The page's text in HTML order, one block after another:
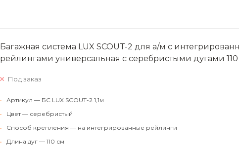
Багажная система LUX SCOUT-2 для а/м с
рейлингами универсальная с серебристыми дугами
Под заказ
•
Артикул — БС LUX SCOUT-2 1,1м
•
Цвет — серебристый
•
Способ крепления — на интегрированные рейлинги
•
Длина дуг — 110 см